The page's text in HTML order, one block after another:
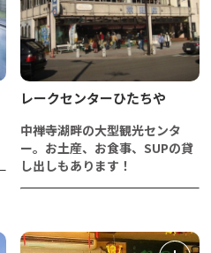
レークセンターひたちや
中禅寺湖畔の大型観光センタ
ー。お土産、お食事、SUPの貸
し出しもあります！